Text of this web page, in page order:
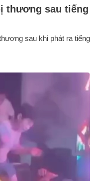
thương sau tiếng
sau khi phát ra tiếng